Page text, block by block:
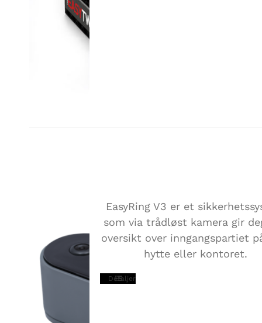
EasyRing V3 er et
som via trådløst kamera gir
oversikt over inngangspartiet
hytte eller kontoret.
Detaljer